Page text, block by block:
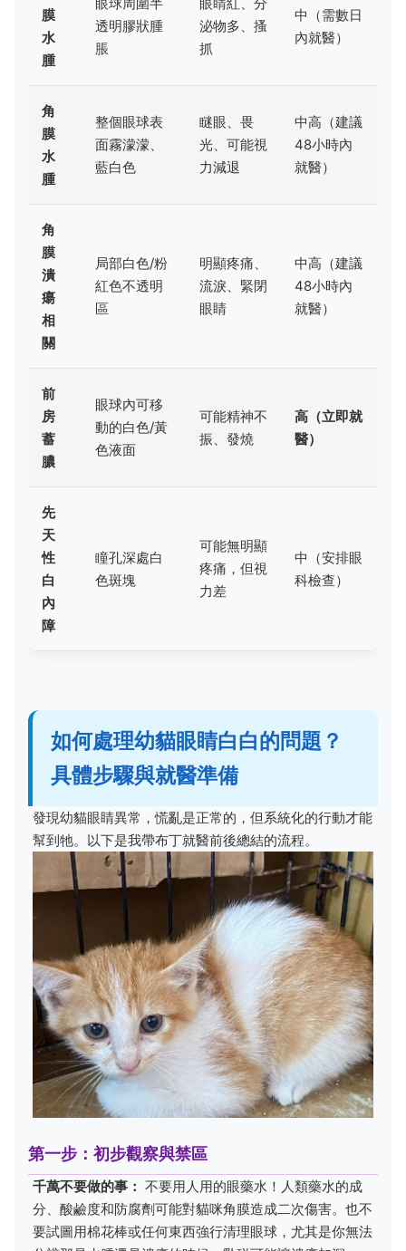
膜
水
腫
透明膠狀腫
脹
泌物多、搔
抓
中（需數日
內就醫）
角
膜
水
腫
整個眼球表
面霧濛濛、
藍白色
瞇眼、畏
光、可能視
力減退
中高（建議
48小時內
就醫）
角
膜
潰
瘍
相
關
局部白色/粉
紅色不透明
區
明顯疼痛、
流淚、緊閉
眼睛
中高（建議
48小時內
就醫）
前
房
蓄
膿
眼球內可移
動的白色/黃
色液面
可能精神不
振、發燒
高（立即就
醫）
先
天
性
白
內
障
瞳孔深處白
色斑塊
可能無明顯
疼痛，但視
力差
中（安排眼
科檢查）
如何處理幼貓眼睛白白的問題？
具體步驟與就醫準備
發現幼貓眼睛異常，慌亂是正常的，但系統化的行動才能
幫到牠。以下是我帶布丁就醫前後總結的流程。
第一步：初步觀察與禁區
千萬不要做的事： 不要用人用的眼藥水！人類藥水的成
分、酸鹼度和防腐劑可能對貓咪角膜造成二次傷害。也不
要試圖用棉花棒或任何東西強行清理眼球，尤其是你無法